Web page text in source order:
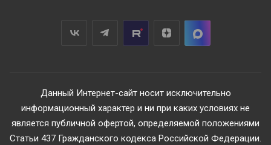
Данный Интернет-сайт носит исключительно
информационный характер и ни при каких условиях не
является публичной офертой, определяемой положениями
Статьи 437 Гражданского кодекса Российской Федерации.